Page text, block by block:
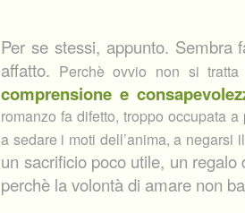
Per se stessi, appunto.
affatto. Perchè ovvio non si
comprensione e
romanzo fa difetto, troppo occupata
a sedare i moti dell’anima, a negarsi
un sacrificio poco utile, un
perchè la volontà di amare non